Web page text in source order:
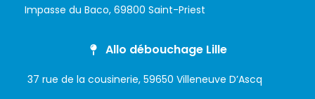
Impasse du Baco, 69800 Saint-Priest
Allo débouchage Lille
37 rue de la cousinerie, 59650 Villeneuve D’Ascq